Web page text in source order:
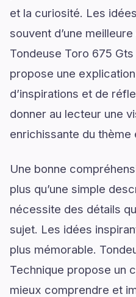
et la curiosité. Les
souvent d’une
Tondeuse Toro 675
propose une
d’inspirations et de
donner au lecteur une
enrichissante du thème
Une bonne
plus qu’une simple
nécessite des détails
sujet. Les idées
plus mémorable.
Technique propose un
mieux comprendre et